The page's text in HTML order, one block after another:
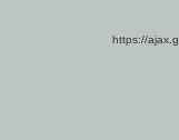
https://